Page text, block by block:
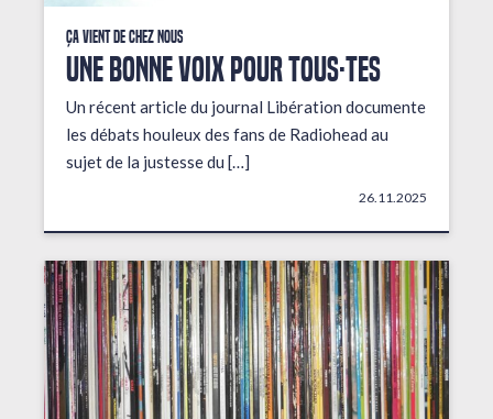
Ça vient de chez nous
UNE BONNE VOIX POUR TOUS·TES
Un récent article du journal Libération documente
les débats houleux des fans de Radiohead au
sujet de la justesse du […]
26.11.2025